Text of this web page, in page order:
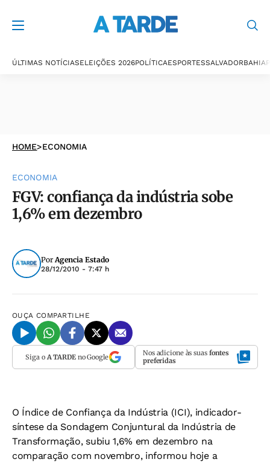
ÚLTIMAS NOTÍCIASELEIÇÕES 2026POLÍTICAESPORTESSALVADORBAHIA
HOME>ECONOMIA
ECONOMIA
FGV: confiança da indústria sobe
1,6% em dezembro
PorAgencia Estado
28/12/2010 - 7:47 h
OUÇA COMPARTILHE
Siga o A TARDEno Google Nos adicione às suas fontes
preferidas
O Índice de Confiança da Indústria (ICI), indicador-
síntese da Sondagem Conjuntural da Indústria de
Transformação, subiu 1,6% em dezembro na
comparação com novembro, informou hoje a